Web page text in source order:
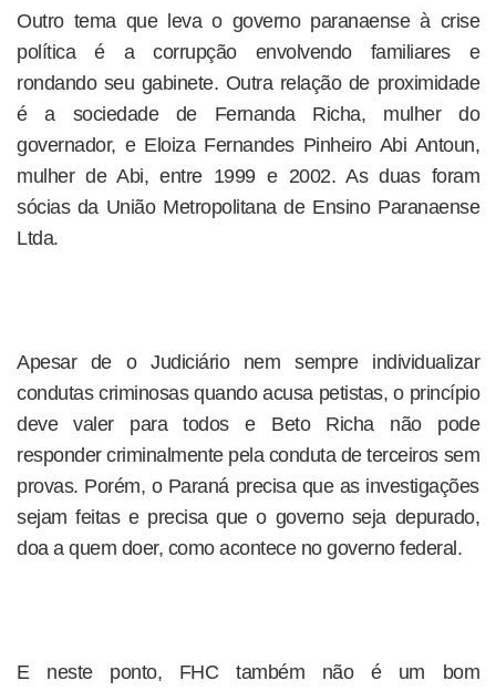
Outro tema que leva o governo paranaense à crise
política é a corrupção envolvendo familiares e
rondando seu gabinete. Outra relação de proximidade
é a sociedade de Fernanda Richa, mulher do
governador, e Eloiza Fernandes Pinheiro Abi Antoun,
mulher de Abi, entre 1999 e 2002. As duas foram
sócias da União Metropolitana de Ensino Paranaense
Ltda.
Apesar de o Judiciário nem sempre individualizar
condutas criminosas quando acusa petistas, o princípio
deve valer para todos e Beto Richa não pode
responder criminalmente pela conduta de terceiros sem
provas. Porém, o Paraná precisa que as investigações
sejam feitas e precisa que o governo seja depurado,
doa a quem doer, como acontece no governo federal.
E neste ponto, FHC também não é um bom